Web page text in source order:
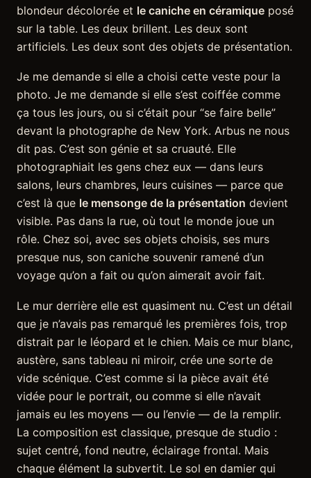
blondeur décolorée et le caniche en céramique posé
sur la table. Les deux brillent. Les deux sont
artificiels. Les deux sont des objets de présentation.
Je me demande si elle a choisi cette veste pour la
photo. Je me demande si elle s’est coiffée comme
ça tous les jours, ou si c’était pour “se faire belle”
devant la photographe de New York. Arbus ne nous
dit pas. C’est son génie et sa cruauté. Elle
photographiait les gens chez eux — dans leurs
salons, leurs chambres, leurs cuisines — parce que
c’est là que le mensonge de la présentation devient
visible. Pas dans la rue, où tout le monde joue un
rôle. Chez soi, avec ses objets choisis, ses murs
presque nus, son caniche souvenir ramené d’un
voyage qu’on a fait ou qu’on aimerait avoir fait.
Le mur derrière elle est quasiment nu. C’est un détail
que je n’avais pas remarqué les premières fois, trop
distrait par le léopard et le chien. Mais ce mur blanc,
austère, sans tableau ni miroir, crée une sorte de
vide scénique. C’est comme si la pièce avait été
vidée pour le portrait, ou comme si elle n’avait
jamais eu les moyens — ou l’envie — de la remplir.
La composition est classique, presque de studio :
sujet centré, fond neutre, éclairage frontal. Mais
chaque élément la subvertit. Le sol en damier qui